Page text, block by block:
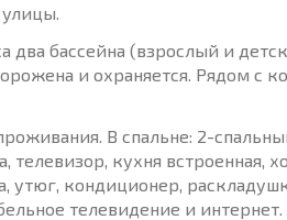
два бассейна (взрослый и
и охраняется. Рядом с
В спальне: 2-
телевизор, кухня встроенная,
утюг, кондиционер,
телевидение и